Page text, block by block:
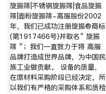
旋振筛|不锈钢旋振筛|食品旋振
筛|面粉旋振筛-高服股份2002
年，我们已成功注册旋振®商标
(第1917466号)并取名“ 旋振
筛 ”；我们一直致力于将 高服
品牌打造成世界品牌，为中国民
族工业做贡献。 设备的质量，
在原材料采购阶段已经决定，所
以我们有严格的采购体系和质检